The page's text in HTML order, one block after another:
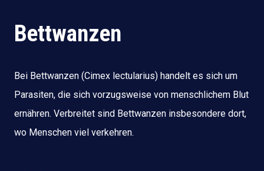
Bettwanzen
Bei Bettwanzen (Cimex lectularius) handelt es sich um
Parasiten, die sich vorzugsweise von menschlichem Blut
ernähren. Verbreitet sind Bettwanzen insbesondere dort,
wo Menschen viel verkehren.